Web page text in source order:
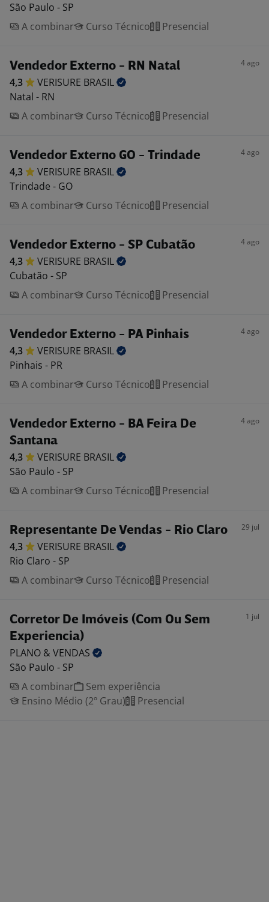
São Paulo - SP
A combinar
Curso Técnico Presencial
Vendedor Externo - RN Natal 4 ago
4,3 VERISURE BRASIL
Natal - RN
A combinar
Curso Técnico Presencial
Vendedor Externo GO - Trindade 4 ago
4,3 VERISURE BRASIL
Trindade - GO
A combinar
Curso Técnico Presencial
Vendedor Externo - SP Cubatão 4 ago
4,3 VERISURE BRASIL
Cubatão - SP
A combinar
Curso Técnico Presencial
Vendedor Externo - PA Pinhais 4 ago
4,3 VERISURE BRASIL
Pinhais - PR
A combinar
Curso Técnico Presencial
Vendedor Externo - BA Feira De
Santana
4 ago
4,3 VERISURE BRASIL
São Paulo - SP
A combinar
Curso Técnico Presencial
Representante De Vendas - Rio Claro 29 jul
4,3 VERISURE BRASIL
Rio Claro - SP
A combinar
Curso Técnico Presencial
Corretor De Imóveis (Com Ou Sem
Experiencia)
1 jul
PLANO & VENDAS
São Paulo - SP
A combinar
Sem experiência
Ensino Médio (2º Grau)
Presencial